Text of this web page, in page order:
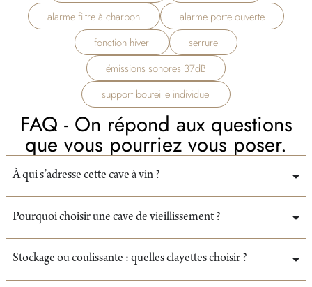
alarme filtre à charbon
alarme porte ouverte
fonction hiver
serrure
émissions sonores 37dB
support bouteille individuel
FAQ - On répond aux questions
que vous pourriez vous poser.
À qui s’adresse cette cave à vin ?
Pourquoi choisir une cave de vieillissement ?
Stockage ou coulissante : quelles clayettes choisir ?